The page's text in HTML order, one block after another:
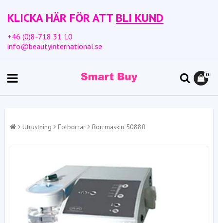
KLICKA HÄR FÖR ATT BLI KUND
+46 (0)8-718 31 10
info@beautyinternational.se
0
Utrustning Fotborrar Borrmaskin 50880